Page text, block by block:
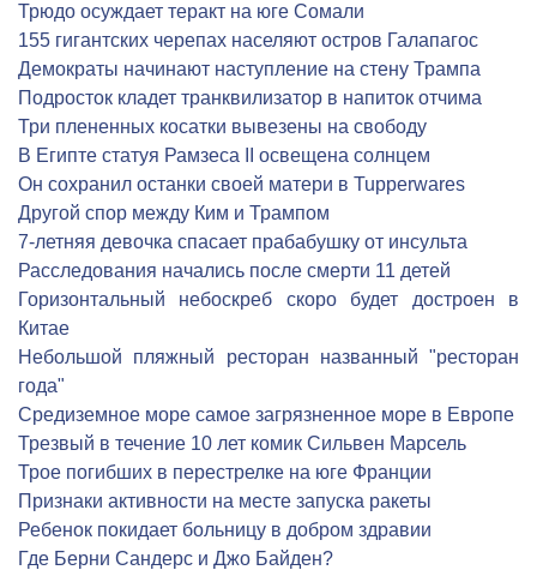
Трюдо осуждает теракт на юге Сомали
155 гигантских черепах населяют остров Галапагос
Демократы начинают наступление на стену Трампа
Подросток кладет транквилизатор в напиток отчима
Три плененных косатки вывезены на свободу
В Египте статуя Рамзеса II освещена солнцем
Он сохранил останки своей матери в Tupperwares
Другой спор между Ким и Трампом
7-летняя девочка спасает прабабушку от инсульта
Расследования начались после смерти 11 детей
Горизонтальный небоскреб скоро будет достроен в
Китае
Небольшой пляжный ресторан названный "ресторан
года"
Средиземное море самое загрязненное море в Европе
Трезвый в течение 10 лет комик Сильвен Марсель
Трое погибших в перестрелке на юге Франции
Признаки активности на месте запуска ракеты
Ребенок покидает больницу в добром здравии
Где Берни Сандерс и Джо Байден?